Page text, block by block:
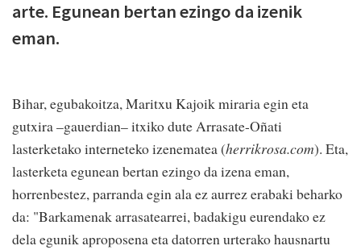
arte. Egunean bertan ezingo da izenik
eman.
Bihar, egubakoitza, Maritxu Kajoik miraria egin eta
gutxira –gauerdian– itxiko dute Arrasate-Oñati
lasterketako interneteko izenematea (herrikrosa.com). Eta,
lasterketa egunean bertan ezingo da izena eman,
horrenbestez, parranda egin ala ez aurrez erabaki beharko
da: "Barkamenak arrasatearrei, badakigu eurendako ez
dela egunik aproposena eta datorren urterako hausnartu